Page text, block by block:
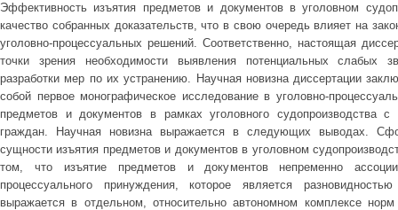
Эффективность изъятия предметов и документов в уголовном
качество собранных доказательств, что в свою очередь влияет на
уголовно-процессуальных решений. Соответственно, настоящая
точки зрения необходимости выявления потенциальных слабых
разработки мер по их устранению. Научная новизна диссертации
собой первое монографическое исследование в уголовно-
предметов и документов в рамках уголовного судопроизводства с
граждан. Научная новизна выражается в следующих выводах.
сущности изъятия предметов и документов в уголовном
том, что изъятие предметов и документов непременно
процессуального принуждения, которое является
выражается в отдельном, относительно автономном комплексе норм